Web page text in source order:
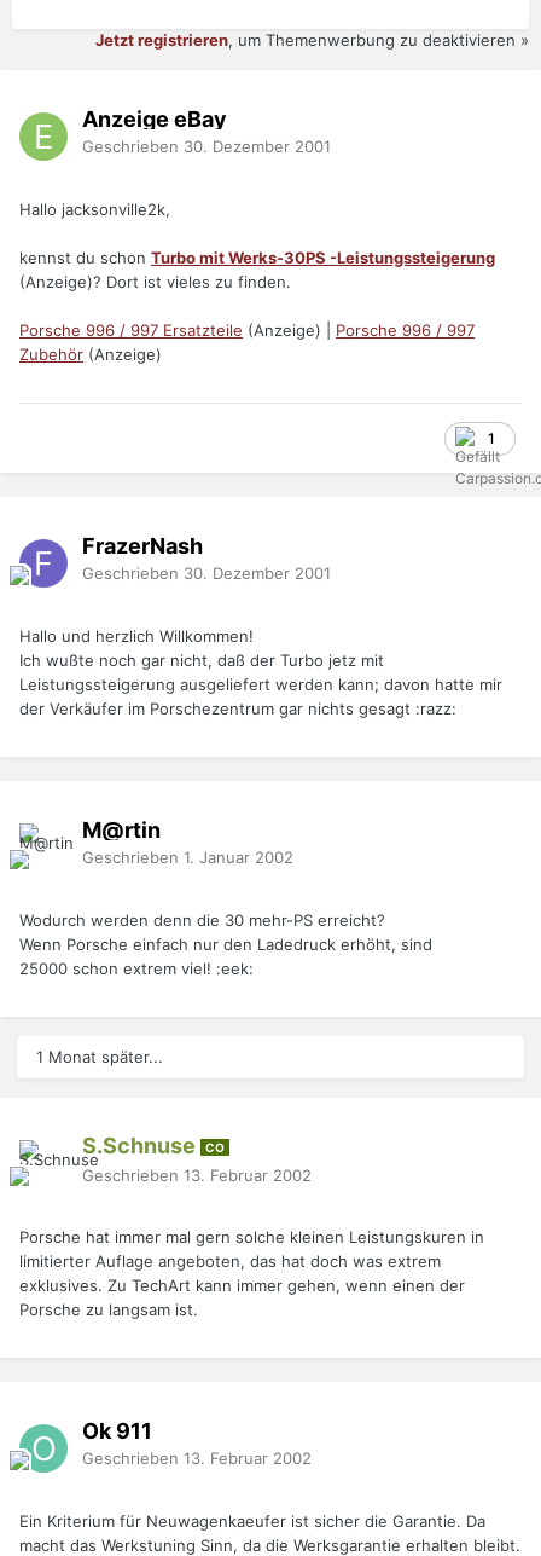
Jetzt registrieren, um Themenwerbung zu deaktivieren »
Anzeige eBay
Geschrieben 30. Dezember 2001
Hallo jacksonville2k,
kennst du schon Turbo mit Werks-30PS -Leistungssteigerung
(Anzeige)? Dort ist vieles zu finden.
Porsche 996 / 997 Ersatzteile (Anzeige) | Porsche 996 / 997
Zubehör (Anzeige)
1
FrazerNash
Geschrieben 30. Dezember 2001
Hallo und herzlich Willkommen!
Ich wußte noch gar nicht, daß der Turbo jetz mit
Leistungssteigerung ausgeliefert werden kann; davon hatte mir
der Verkäufer im Porschezentrum gar nichts gesagt :razz:
M@rtin
Geschrieben 1. Januar 2002
Wodurch werden denn die 30 mehr-PS erreicht?
Wenn Porsche einfach nur den Ladedruck erhöht, sind
25000 schon extrem viel! :eek:
1 Monat später...
S.Schnuse CO
Geschrieben 13. Februar 2002
Porsche hat immer mal gern solche kleinen Leistungskuren in
limitierter Auflage angeboten, das hat doch was extrem
exklusives. Zu TechArt kann immer gehen, wenn einen der
Porsche zu langsam ist.
Ok 911
Geschrieben 13. Februar 2002
Ein Kriterium für Neuwagenkaeufer ist sicher die Garantie. Da
macht das Werkstuning Sinn, da die Werksgarantie erhalten bleibt.